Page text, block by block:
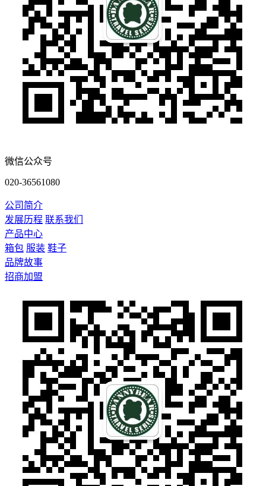
微信公众号
020-36561080
公司简介
发展历程 联系我们
产品中心
箱包 服装 鞋子
品牌故事
招商加盟